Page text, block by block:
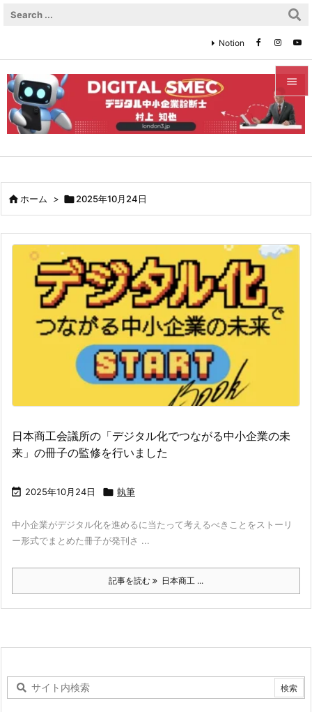


メニュ


次へ

Notion
ホーム > 2025年10月24日
日本商工会議所の「デジタル化でつながる中小企業の未
来」の冊子の監修を行いました
 2025年10月24日  執筆
中小企業がデジタル化を進めるに当たって考えるべきことをストーリ
ー形式でまとめた冊子が発刊さ ...
記事を読む 日本商工 ...